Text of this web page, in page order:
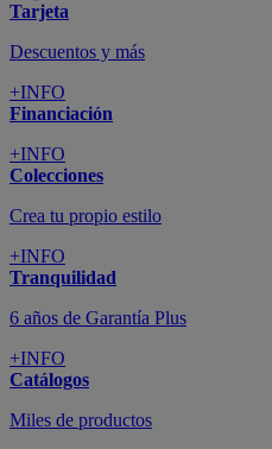
Tarjeta
Descuentos y más
+INFO
Financiación
+INFO
Colecciones
Crea tu propio estilo
+INFO
Tranquilidad
6 años de Garantía Plus
+INFO
Catálogos
Miles de productos